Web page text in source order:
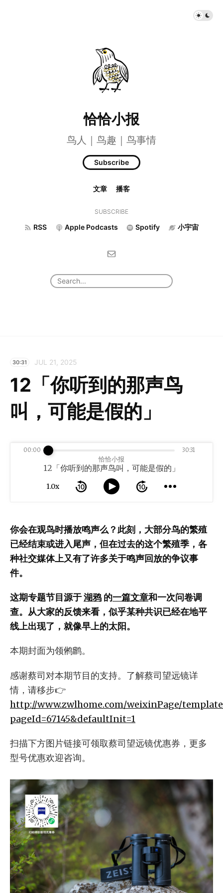
恰恰小报
鸟人｜鸟趣｜鸟事情
Subscribe
文章 播客
SUBSCRIBE
RSS Apple Podcasts Spotify 小宇宙
30:31 JUL 21, 2025
12「你听到的那声鸟
叫，可能是假的」
恰恰小报
12「你听到的那声鸟叫，可能是假的」
1.0x
00:00 30:31
你会在观鸟时播放鸣声么？此刻，大部分鸟的繁殖
已经结束或进入尾声，但在过去的这个繁殖季，各
种社交媒体上又有了许多关于鸣声回放的争议事
件。
这期专题节目源于湖鸦 的一篇文章和一次问卷调
查。从大家的反馈来看，似乎某种共识已经在地平
线上出现了，就像早上的太阳。
本期封面为领鸺鹠。
感谢蔡司对本期节目的支持。了解蔡司望远镜详
情，请移步👉
http://www.zwlhome.com/weixinPage/
pageId=67145&defaultInit=1
扫描下方图片链接可领取蔡司望远镜优惠券，更多
型号优惠欢迎咨询。